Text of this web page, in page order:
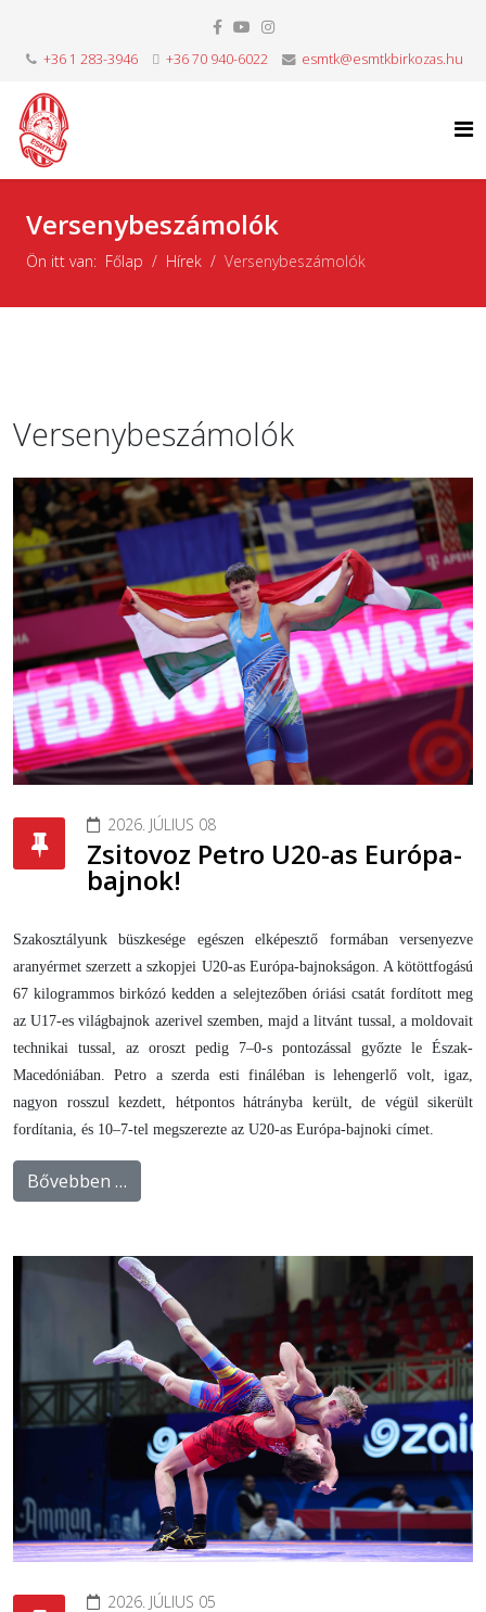
+36 1 283-3946 +36 70 940-6022 esmtk@esmtkbirkozas.hu
Versenybeszámolók
Ön itt van: Főlap Hírek Versenybeszámolók
Versenybeszámolók
2026. JÚLIUS 08
Zsitovoz Petro U20-as Európa-
bajnok!
Szakosztályunk büszkesége egészen elképesztő formában versenyezve
aranyérmet szerzett a szkopjei U20-as Európa-bajnokságon. A kötöttfogású
67 kilogrammos birkózó kedden a selejtezőben óriási csatát fordított meg
az U17-es világbajnok azerivel szemben, majd a litvánt tussal, a moldovait
technikai tussal, az oroszt pedig 7–0-s pontozással győzte le Észak-
Macedóniában. Petro a szerda esti fináléban is lehengerlő volt, igaz,
nagyon rosszul kezdett, hétpontos hátrányba került, de végül sikerült
fordítania, és 10–7-tel megszerezte az U20-as Európa-bajnoki címet.
Bővebben …
2026. JÚLIUS 05